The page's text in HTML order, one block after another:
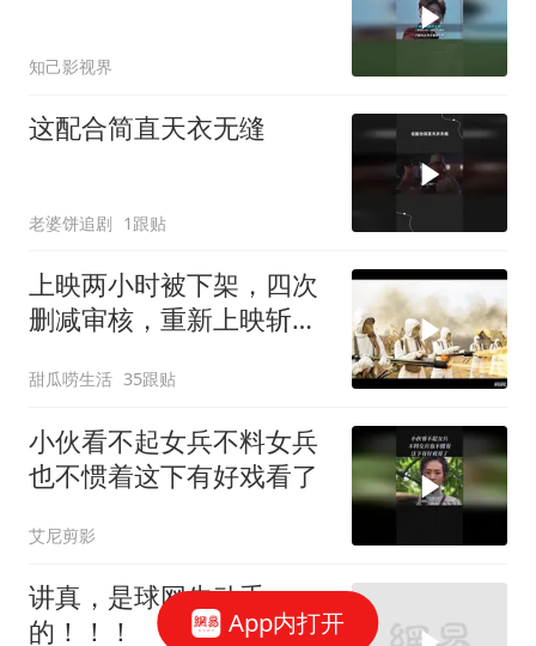
知己影视界
这配合简直天衣无缝
老婆饼追剧 1跟贴
上映两小时被下架，四次
删减审核，重新上映斩获
甜瓜唠生活 35跟贴
小伙看不起女兵不料女兵
也不惯着这下有好戏看了
艾尼剪影
讲真，是球网先动手
的！！！
App内打开